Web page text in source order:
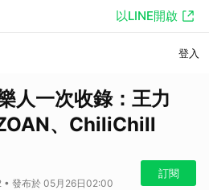
以LINE開啟
登入
人一次收錄：王力
、ChiliChill
• 發布於 05月26日02:00
訂閱